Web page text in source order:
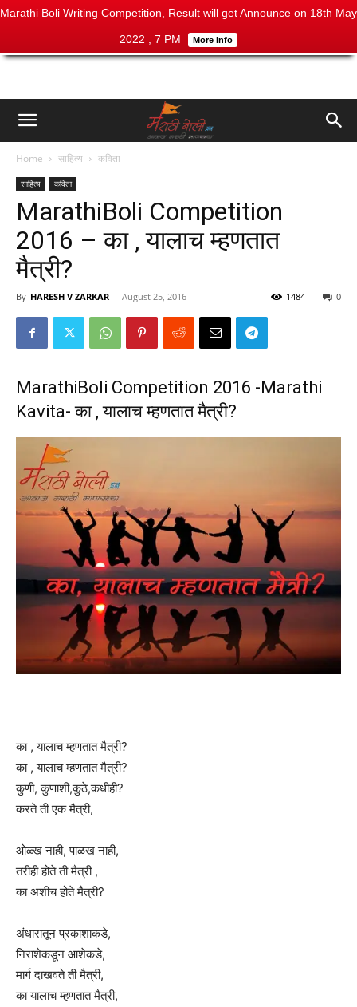
Marathi Boli Writing Competition, Result will get Announce on 18th May
2022 , 7 PM More info
Home साहित्य कविता
साहित्य कविता
MarathiBoli Competition
2016 – का , यालाच म्हणतात
मैत्री?
By HARESH V ZARKAR - August 25, 2016 0
1484
MarathiBoli Competition 2016 -Marathi
Kavita- का , यालाच म्हणतात मैत्री?
का , यालाच म्हणतात मैत्री?
का , यालाच म्हणतात मैत्री?
कुणी, कुणाशी,कुठे,कधीही?
करते ती एक मैत्री,
ओळ्ख नाही, पाळख नाही,
तरीही होते ती मैत्री ,
का अशीच होते मैत्री?
अंधारातून प्रकाशाकडे,
निराशेकडून आशेकडे,
मार्ग दाखवते ती मैत्री,
का यालाच म्हणतात मैत्री,